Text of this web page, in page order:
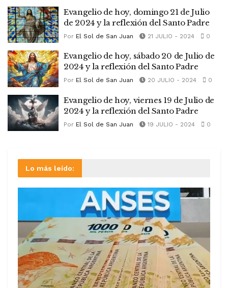
Evangelio de hoy, domingo 21 de Julio
de 2024 y la reflexión del Santo Padre
Por El Sol de San Juan 21 JULIO - 2024 0
Evangelio de hoy, sábado 20 de Julio de
2024 y la reflexión del Santo Padre
Por El Sol de San Juan 20 JULIO - 2024 0
Evangelio de hoy, viernes 19 de Julio de
2024 y la reflexión del Santo Padre
Por El Sol de San Juan 19 JULIO - 2024 0
Lo más leído: